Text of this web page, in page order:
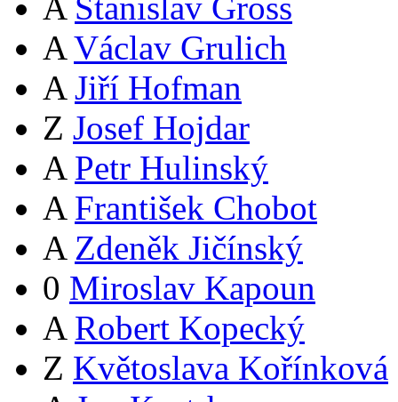
A Stanislav Gross
A Václav Grulich
A Jiří Hofman
Z Josef Hojdar
A Petr Hulinský
A František Chobot
A Zdeněk Jičínský
0 Miroslav Kapoun
A Robert Kopecký
Z Květoslava Kořínková